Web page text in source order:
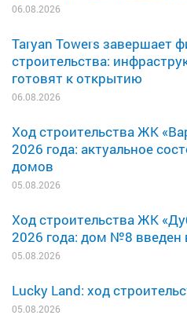
06.08.2026
Taryan Towers завершает
строительства:
готовят к открытию
06.08.2026
Ход строительства ЖК
2026 года: актуальное
домов
05.08.2026
Ход строительства ЖК
2026 года: дом №8 введен
05.08.2026
Lucky Land: ход
05.08.2026